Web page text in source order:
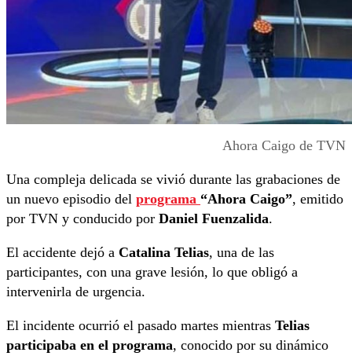
Ahora Caigo de TVN
Una compleja delicada se vivió durante las grabaciones de
un nuevo episodio del programa “Ahora Caigo”, emitido
por TVN y conducido por Daniel Fuenzalida.
El accidente dejó a Catalina Telias, una de las
participantes, con una grave lesión, lo que obligó a
intervenirla de urgencia.
El incidente ocurrió el pasado martes mientras Telias
participaba en el programa, conocido por su dinámico